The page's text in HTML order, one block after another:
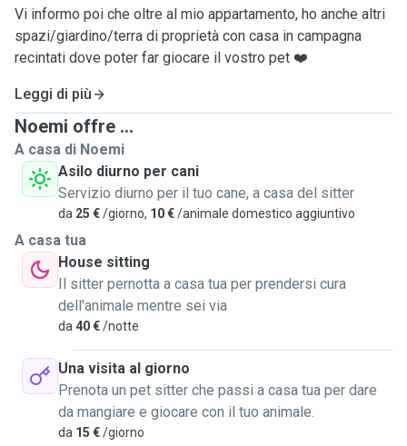
Vi informo poi che oltre al mio appartamento, ho anche altri
spazi/giardino/terra di proprietà con casa in campagna
recintati dove poter far giocare il vostro pet ❤️
Leggi di più
Noemi offre ...
A casa di Noemi
Asilo diurno per cani
Servizio diurno per il tuo cane, a casa del sitter
da 25 €/giorno, 10 €/animale domestico aggiuntivo
A casa tua
House sitting
Il sitter pernotta a casa tua per prendersi cura
dell'animale mentre sei via
da 40 €/notte
Una visita al giorno
Prenota un pet sitter che passi a casa tua per dare
da mangiare e giocare con il tuo animale.
da 15 €/giorno